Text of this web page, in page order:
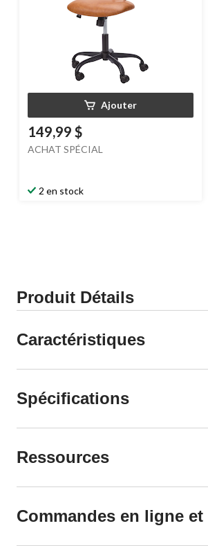
Ajouter
149,99 $
ACHAT SPÉCIAL
2 en stock
Produit Détails
Caractéristiques
Spécifications
Ressources
Commandes en ligne